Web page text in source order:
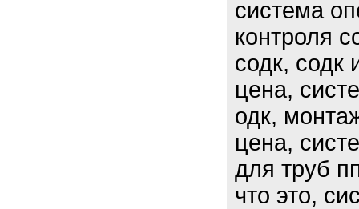
система
контроля
содк, содк
цена,
одк,
цена,
для труб
что это,